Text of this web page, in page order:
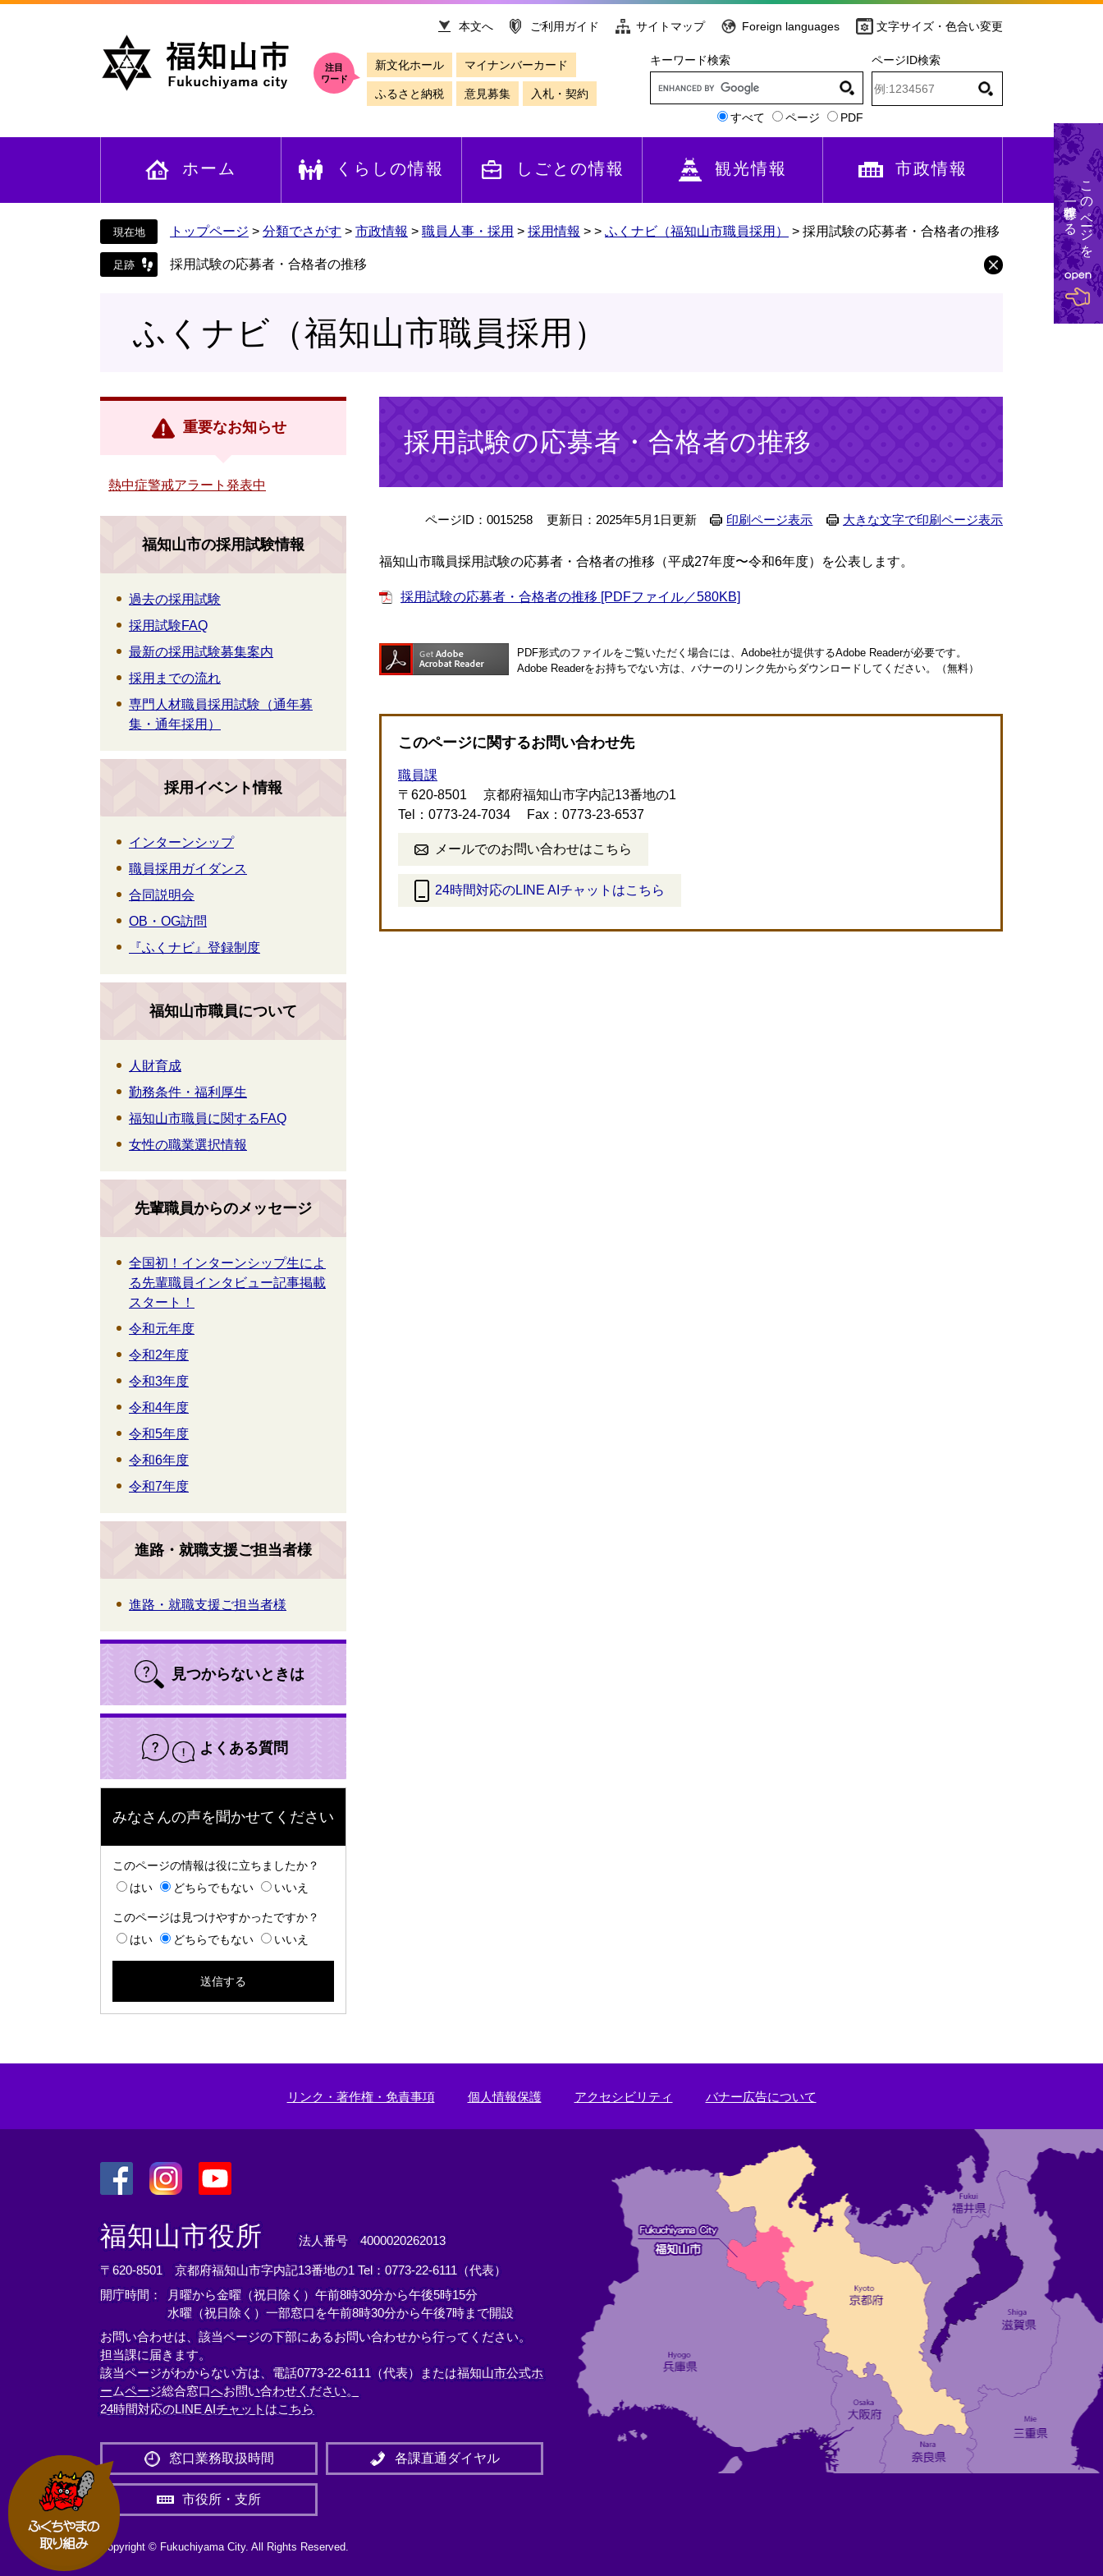
文
本文へ ご利用ガイド サイトマップ Foreign languages 文字サイズ・色合い変更
注目
ワード
新文化ホール マイナンバーカード
ふるさと納税 意見募集 入札・契約
キーワード検索
すべて ページ PDF
ページID検索
ホーム くらしの情報 しごとの情報 観光情報 市政情報
トップページ > 分類でさがす > 市政情報 > 職員人事・採用 > 採用情報 > > ふくナビ（福知山市職員採用） > 採用試験の応募者・合格者の推移
採用試験の応募者・合格者の推移
ふくナビ（福知山市職員採用）
採用試験の応募者・合格者の推移
ページID：0015258 更新日：2025年5月1日更新 印刷ページ表示 大きな文字で印刷ページ表示
福知山市職員採用試験の応募者・合格者の推移（平成27年度〜令和6年度）を公表します。​
採用試験の応募者・合格者の推移 [PDFファイル／580KB]
PDF形式のファイルをご覧いただく場合には、Adobe社が提供するAdobe Readerが必要です。
Adobe Readerをお持ちでない方は、バナーのリンク先からダウンロードしてください。（無料）
このページに関するお問い合わせ先
職員課
〒620-8501
京都府福知山市字内記13番地の1
Tel：0773-24-7034
Fax：0773-23-6537
メールでのお問い合わせはこちら
24時間対応のLINE AIチャットはこちら
外
重要なお知らせ
熱中症警戒アラート発表中
福知山市の採用試験情報
過去の採用試験
採用試験FAQ
最新の採用試験募集案内
採用までの流れ
専門人材職員採用試験（通年募
集・通年採用）
採用イベント情報
インターンシップ
職員採用ガイダンス
合同説明会
OB・OG訪問
『ふくナビ』登録制度
福知山市職員について
人財育成
勤務条件・福利厚生
福知山市職員に関するFAQ
女性の職業選択情報
先輩職員からのメッセージ
全国初！インターンシップ生によ
る先輩職員インタビュー記事掲載
スタート！
令和元年度
令和2年度
令和3年度
令和4年度
令和5年度
令和6年度
令和7年度
進路・就職支援ご担当者様
進路・就職支援ご担当者様
見つからないときは
よくある質問
みなさんの声を聞かせてください
このページの情報は役に立ちましたか？
はい
どちらでもない いいえ
このページは見つけやすかったですか？
はい
どちらでもない いいえ
リンク・著作権・免責事項 個人情報保護 アクセシビリティ バナー広告について
外
部
リ
ン
ク
外
部
リ
ン
ク
外
部
リ
ン
ク
＞
福知山市役所 法人番号 4000020262013
〒620-8501 京都府福知山市字内記13番地の1 Tel：0773-22-6111（代表）
開庁時間： 月曜から金曜（祝日除く）午前8時30分から午後5時15分
水曜（祝日除く）一部窓口を午前8時30分から午後7時まで開設
お問い合わせは、該当ページの下部にあるお問い合わせから行ってください。
担当課に届きます。
該当ページがわからない方は、電話0773-22-6111（代表）または福知山市公式ホ
ームページ総合窓口へお問い合わせください。
24時間対応のLINE AIチャットはこちら
外
部
リ
窓口業務取扱時間 各課直通ダイヤル
市役所・支所
Copyright © Fukuchiyama City. All Rights Reserved.
このページを
一時保存する